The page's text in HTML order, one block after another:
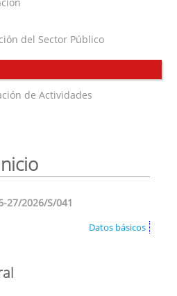
del Sector Público
de Actividades
27/2026/S/041
Datos básicos